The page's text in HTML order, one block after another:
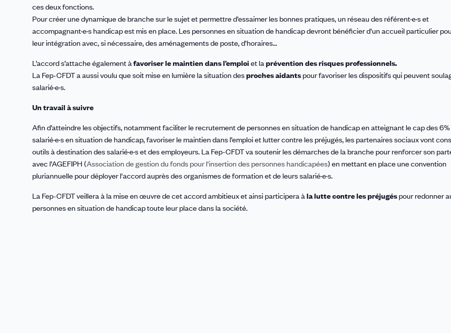
ces deux fonctions.
Pour créer une dynamique de branche sur le sujet et permettre d’essaimer les bonnes pratiques, un réseau des référent·e·s et
accompagnant·e·s handicap est mis en place. Les personnes en situation de handicap devront bénéficier d’un accueil particulier
leur intégration avec, si nécessaire, des aménagements de poste, d’horaires…
L’accord s’attache également à favoriser le maintien dans l’emploi et la prévention des risques professionnels.
La Fep-CFDT a aussi voulu que soit mise en lumière la situation desproches aidants pour favoriser les dispositifs qui peuvent
salarié·e·s.
Un travail à suivre
Afin d’atteindre les objectifs, notamment faciliter le recrutement de personnes en situation de handicap en atteignant le cap des
salarié·e·s en situation de handicap, favoriser le maintien dans l’emploi et lutter contre les préjugés, les partenaires sociaux vont
outils à destination des salarié·e·s et des employeurs. La Fep-CFDT va soutenir les démarches de la branche pour renforcer son
avec l’AGEFIPH (Association de gestion du fonds pour l'insertion des personnes handicapées) en mettant en place une convention
pluriannuelle pour déployer l'accord auprès des organismes de formation et de leurs salarié·e·s.
La Fep-CFDT veillera à la mise en œuvre de cet accord ambitieux et ainsi participera à la lutte contre les préjugés pour redonner
personnes en situation de handicap toute leur place dans la société.